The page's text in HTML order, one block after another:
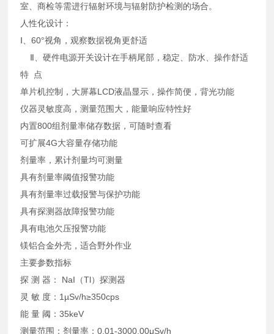
室、商检等需进行辐射环境与辐射防护检测的场合。
人性化设计：
Ⅰ、60°视角，观察数据视角更舒适
Ⅱ、硬件电源开关设计在手柄尾部，稳定、防水、操作舒适
特 点
单片机控制，大屏幕LCD液晶显示，操作简便，背光功能
仪器灵敏度高，测量范围大，能量响应特性好
内置800组剂量率储存数据，可随时查看
可扩展4G大容量存储功能
剂量率，累计剂量均可测量
具有剂量率阈值报警功能
具有剂量率过载报警与保护功能
具有探测器故障报警功能
具有电池欠压报警功能
镁铝合金外壳，适合野外作业
主要参数指标
探 测 器： NaI（Tl）探测器
灵 敏 度：1µSv/h≥350cps
能 量 阈：35keV
测量范围：剂量率：0.01-3000.00μSv/h